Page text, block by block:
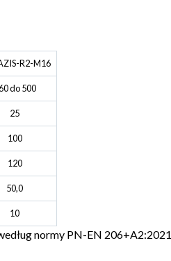
R2-M16
do 500
25
100
120
50,0
10
normy PN-EN 206+A2:2021